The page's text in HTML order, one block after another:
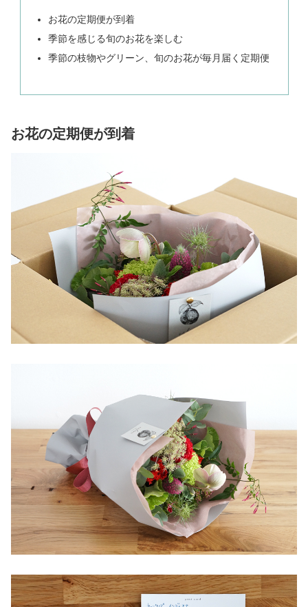
お花の定期便が到着
季節を感じる旬のお花を楽しむ
季節の枝物やグリーン、旬のお花が毎月届く定期便
お花の定期便が到着